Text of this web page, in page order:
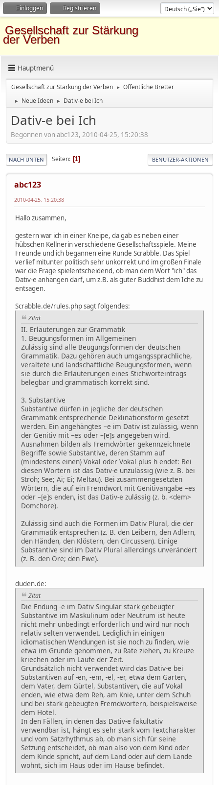
Einloggen Registrieren
Gesellschaft zur Stärkung
der Verben
Hauptmenü
Gesellschaft zur Stärkung der Verben ► Öffentliche Bretter
► Neue Ideen ► Dativ-e bei Ich
Dativ-e bei Ich
Begonnen von abc123, 2010-04-25, 15:20:38
NACH UNTEN Seiten 1 BENUTZER-AKTIONEN
abc123
2010-04-25, 15:20:38
Hallo zusammen,
gestern war ich in einer Kneipe, da gab es neben einer
hübschen Kellnerin verschiedene Gesellschaftsspiele. Meine
Freunde und ich begannen eine Runde Scrabble. Das Spiel
verlief mitunter politisch sehr unkorrekt und im großen Finale
war die Frage spielentscheidend, ob man dem Wort "ich" das
Dativ-e anhängen darf, um z.B. als guter Buddhist dem Iche zu
entsagen.
Scrabble.de/rules.php sagt folgendes:
Zitat
II. Erläuterungen zur Grammatik
1. Beugungsformen im Allgemeinen
Zulässig sind alle Beugungsformen der deutschen
Grammatik. Dazu gehören auch umgangssprachliche,
veraltete und landschaftliche Beugungsformen, wenn
sie durch die Erläuterungen eines Stichworteintrags
belegbar und grammatisch korrekt sind.
3. Substantive
Substantive dürfen in jegliche der deutschen
Grammatik entsprechende Deklinationsform gesetzt
werden. Ein angehängtes –e im Dativ ist zulässig, wenn
der Genitiv mit –es oder –[e]s angegeben wird.
Ausnahmen bilden als Fremdwörter gekennzeichnete
Begriffe sowie Substantive, deren Stamm auf
(mindestens einen) Vokal oder Vokal plus h endet: Bei
diesen Wörtern ist das Dativ-e unzulässig (wie z. B. bei
Stroh; See; Ai; Ei; Meltau). Bei zusammengesetzten
Wörtern, die auf ein Fremdwort mit Genitivangabe –es
oder –[e]s enden, ist das Dativ-e zulässig (z. b. <dem>
Domchore).
Zulässig sind auch die Formen im Dativ Plural, die der
Grammatik entsprechen (z. B. den Leibern, den Adlern,
den Händen, den Klöstern, den Circussen). Einige
Substantive sind im Dativ Plural allerdings unverändert
(z. B. den Öre; den Ewe).
duden.de:
Zitat
Die Endung -e im Dativ Singular stark gebeugter
Substantive im Maskulinum oder Neutrum ist heute
nicht mehr unbedingt erforderlich und wird nur noch
relativ selten verwendet. Lediglich in einigen
idiomatischen Wendungen ist sie noch zu finden, wie
etwa im Grunde genommen, zu Rate ziehen, zu Kreuze
kriechen oder im Laufe der Zeit.
Grundsätzlich nicht verwendet wird das Dativ-e bei
Substantiven auf -en, -em, -el, -er, etwa dem Garten,
dem Vater, dem Gürtel, Substantiven, die auf Vokal
enden, wie etwa dem Reh, am Knie, unter dem Schuh
und bei stark gebeugten Fremdwörtern, beispielsweise
dem Hotel.
In den Fällen, in denen das Dativ-e fakultativ
verwendbar ist, hängt es sehr stark vom Textcharakter
und vom Satzrhythmus ab, ob man sich für seine
Setzung entscheidet, ob man also von dem Kind oder
dem Kinde spricht, auf dem Land oder auf dem Lande
wohnt, sich im Haus oder im Hause befindet.